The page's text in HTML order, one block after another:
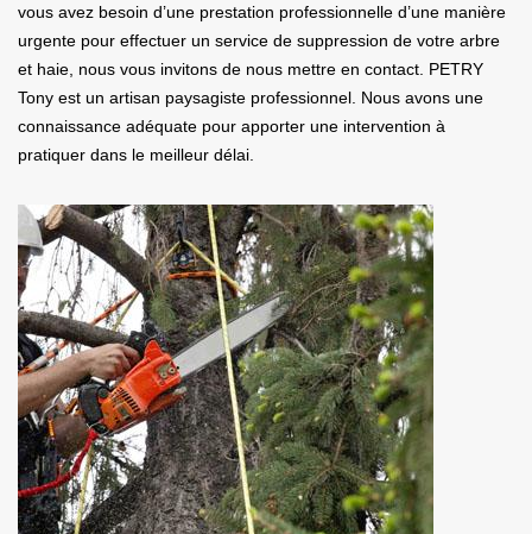
vous avez besoin d’une prestation professionnelle d’une manière
urgente pour effectuer un service de suppression de votre arbre
et haie, nous vous invitons de nous mettre en contact. PETRY
Tony est un artisan paysagiste professionnel. Nous avons une
connaissance adéquate pour apporter une intervention à
pratiquer dans le meilleur délai.